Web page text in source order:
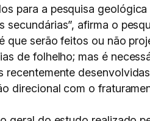
para a pesquisa
secundárias”, afirma o
que serão feitos ou não
de folhelho; mas é
recentemente
direcional com o